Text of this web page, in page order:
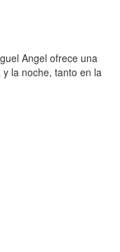
Angel ofrece una
la noche, tanto en la